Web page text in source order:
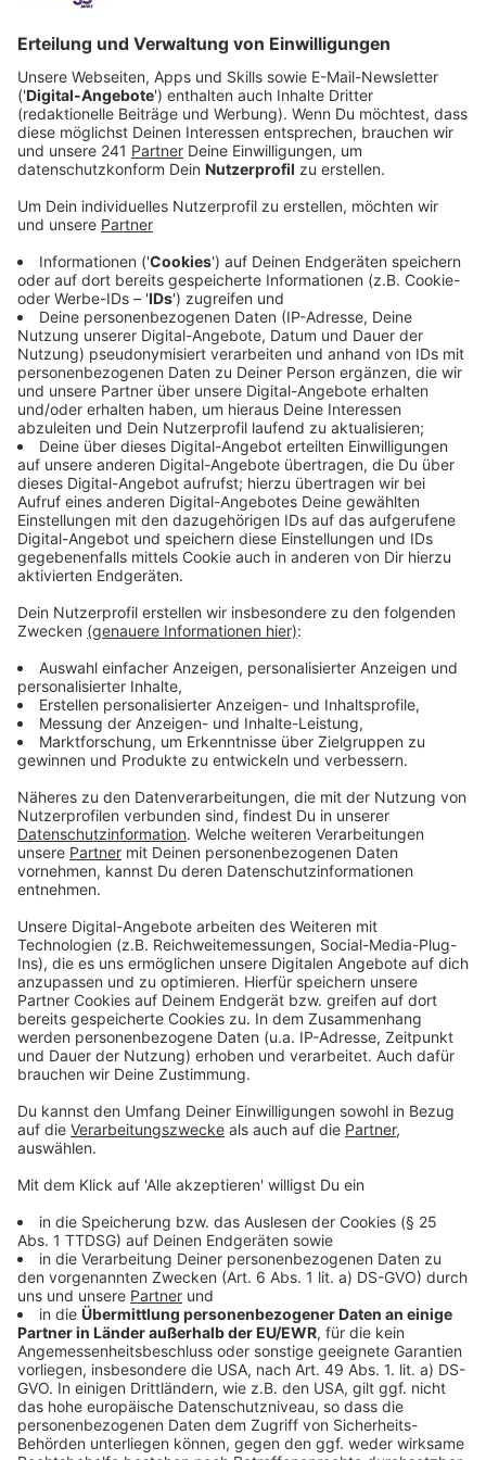
der Vorschlag im Rat.
Veröffentlicht:Dienstag, 16.12.2025 15:07
Anzeige
Ideen der Parteien
Anzeige
Es war ein Vorschlag der Grünen-Fraktion eine
Infoveranstaltung zum Haushaltsloch als neue Art der
Kommunikation mit den Bürgern auszuprobieren. Ziel
dabei, hätte sein sollen, zu zeigen: Es ist nicht alles
hoffnungslos. Doch der Vorschlag fand keine
Mehrheit. Die Verwaltung kritisierte nämlich
zusätzliche Kosten und eine zu hohe Belastung der
städtischen Mitarbeiter. Ein weiterer Vorschlag der
Klimaliste, einen Bürgerhaushalt zu initiieren, sodass
sich Bürger an Sparvorschlägen beteiligen könnten,
lehnte der Rat ebenfalls ab.
Anzeige
Einigung
Anzeige
Geeinigt wurde sich dann schließlich auf eine
Unterkategorie auf der städtischen Homepage, die
den Bürgern das Haushaltsthema einfach und
verständlich erklärt – dieser Vorschlag der SPD soll
dann vor allem Kosten sparen.
Anzeige
Weitere Meldungen aus unserer Stadt
Anzeige
Leverkusen: Nachwirkungen des Derbys
Stadt Leverkusen leiht sich noch mehr Geld
Anzeige
Anzeige